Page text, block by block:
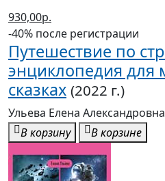
сказках (2022 г.)
Ульева Елена Александровна
В корзину
В корзине